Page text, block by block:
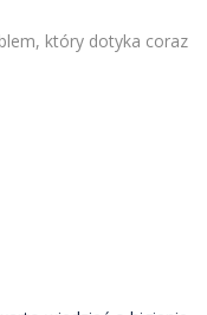
który dotyka coraz